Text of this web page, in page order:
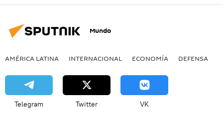
Mundo
AMÉRICA LATINA INTERNACIONAL ECONOMÍA DEFENSA
Telegram Twitter VK